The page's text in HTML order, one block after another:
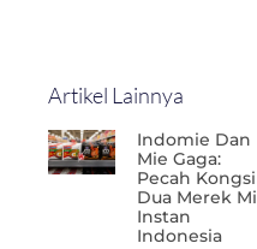
Artikel Lainnya
Indomie Dan
Mie Gaga:
Pecah Kongsi
Dua Merek Mi
Instan
Indonesia